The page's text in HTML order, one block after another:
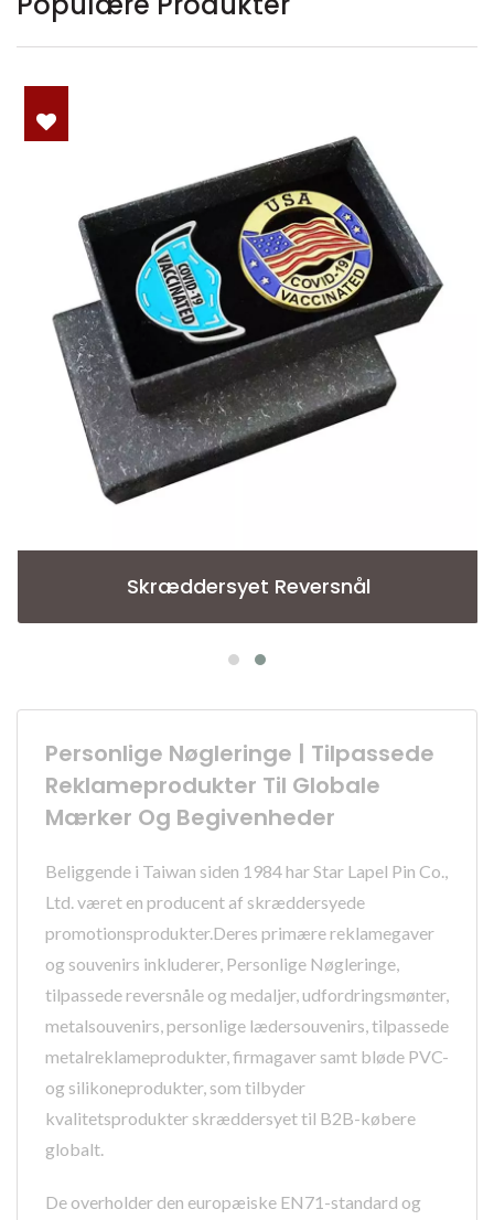
Skræddersyet Reversnål
Personlige Nøgleringe | Tilpassede
Reklameprodukter Til Globale
Mærker Og Begivenheder
Beliggende i Taiwan siden 1984 har Star Lapel Pin Co.,
Ltd. været en producent af skræddersyede
promotionsprodukter.Deres primære reklamegaver
og souvenirs inkluderer, Personlige Nøgleringe,
tilpassede reversnåle og medaljer, udfordringsmønter,
metalsouvenirs, personlige lædersouvenirs, tilpassede
metalreklameprodukter, firmagaver samt bløde PVC-
og silikoneprodukter, som tilbyder
kvalitetsprodukter skræddersyet til B2B-købere
globalt.
De overholder den europæiske EN71-standard og